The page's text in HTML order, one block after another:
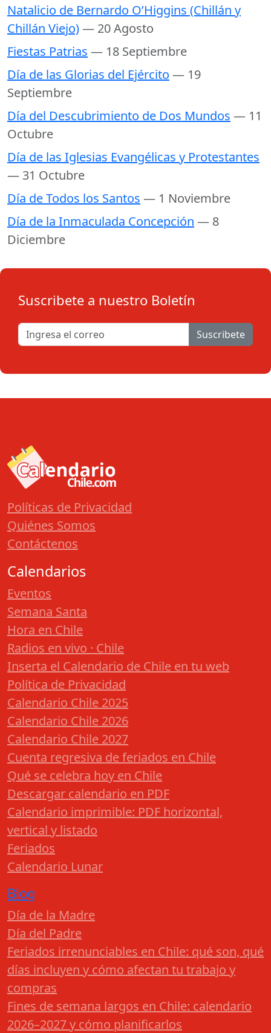
Natalicio de Bernardo O’Higgins (Chillán y
Chillán Viejo)— 20 Agosto
Fiestas Patrias — 18 Septiembre
Día de las Glorias del Ejército — 19
Septiembre
Día del Descubrimiento de Dos Mundos — 11
Octubre
Día de las Iglesias Evangélicas y Protestantes
— 31 Octubre
Día de Todos los Santos — 1 Noviembre
Día de la Inmaculada Concepción — 8
Diciembre
Suscribete a nuestro Boletín
Suscribete
Políticas de Privacidad
Quiénes Somos
Contáctenos
Calendarios
Eventos
Semana Santa
Hora en Chile
Radios en vivo · Chile
Inserta el Calendario de Chile en tu web
Política de Privacidad
Calendario Chile 2025
Calendario Chile 2026
Calendario Chile 2027
Cuenta regresiva de feriados en Chile
Qué se celebra hoy en Chile
Descargar calendario en PDF
Calendario imprimible: PDF horizontal,
vertical y listado
Feriados
Calendario Lunar
Blog
Día de la Madre
Día del Padre
Feriados irrenunciables en Chile: qué son, qué
días incluyen y cómo afectan tu trabajo y
compras
Fines de semana largos en Chile: calendario
2026–2027 y cómo planificarlos